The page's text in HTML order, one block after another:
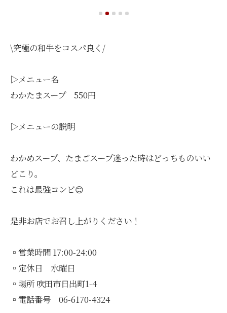
\究極の和牛をコスパ良く/
▷メニュー名
わかたまスープ 550円
▷メニューの説明
わかめスープ、たまごスープ迷った時はどっちものいい
どこり。
これは最強コンビ😊
是非お店でお召し上がりください！
▫️営業時間 17:00-24:00
▫️定休日 水曜日
▫️場所 吹田市日出町1-4
▫️電話番号 06-6170-4324